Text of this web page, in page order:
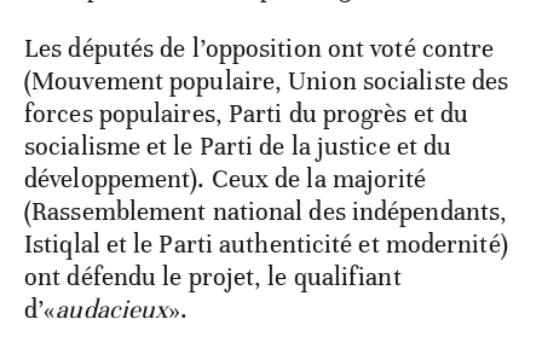
Les députés de l’opposition ont voté contre
(Mouvement populaire, Union socialiste des
forces populaires, Parti du progrès et du
socialisme et le Parti de la justice et du
développement). Ceux de la majorité
(Rassemblement national des indépendants,
Istiqlal et le Parti authenticité et modernité)
ont défendu le projet, le qualifiant
d’«audacieux».